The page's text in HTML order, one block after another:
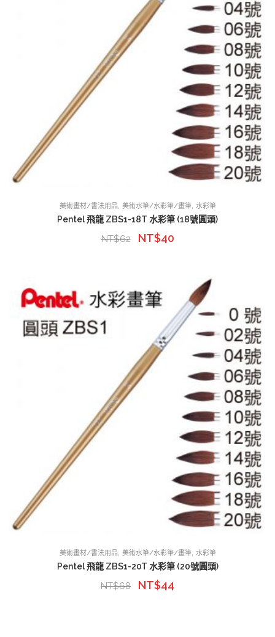
美術畫材/書法用品 美術水筆/水彩筆/畫筆, 水彩筆
Pentel 飛龍 ZBS1-18T 水彩筆 (18號圓頭)
NT$62 NT$40
美術畫材/書法用品 美術水筆/水彩筆/畫筆, 水彩筆
Pentel 飛龍 ZBS1-20T 水彩筆 (20號圓頭)
NT$68 NT$44